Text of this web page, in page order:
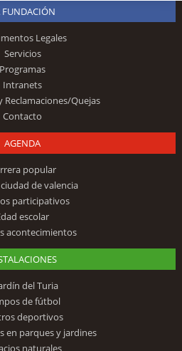
FUNDACIÓN
Legales
Servicios
Programas
Intranets
Reclamaciones/Quejas
Contacto
AGENDA
popular
de valencia
participativos
escolar
acontecimientos
del Turia
de fútbol
deportivos
en parques y jardines
naturales